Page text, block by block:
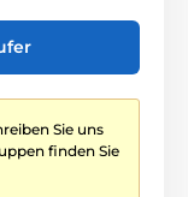
Sie uns
finden Sie